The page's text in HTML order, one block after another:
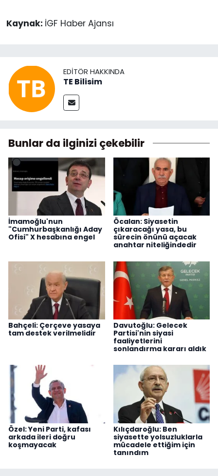
Kaynak: İGF Haber Ajansı
EDITÖR HAKKINDA
TE Bilisim
Bunlar da ilginizi çekebilir
İmamoğlu'nun
"Cumhurbaşkanlığı Aday
Ofisi" X hesabına engel
Öcalan: Siyasetin
çıkaracağı yasa, bu
sürecin önünü açacak
anahtar niteliğindedir
Bahçeli: Çerçeve yasaya
tam destek verilmelidir
Davutoğlu: Gelecek
Partisi'nin siyasi
faaliyetlerini
sonlandırma kararı aldık
Özel: Yeni Parti, kafası
arkada ileri doğru
koşmayacak
Kılıçdaroğlu: Ben
siyasette yolsuzluklarla
mücadele ettiğim için
tanındım